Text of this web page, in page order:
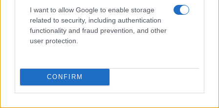
I want to allow Google to enable storage
related to security, including authentication
functionality and fraud prevention, and other
user protection.
CONFIRM
Bilanci di sostenibilità 2026: le strategie green di
Sanfelice 1893 e CFadda
Città verdi e inclusive: rigenerazione urbana e
5 Packaging senza plastica: alternative, riuso, ricarica e